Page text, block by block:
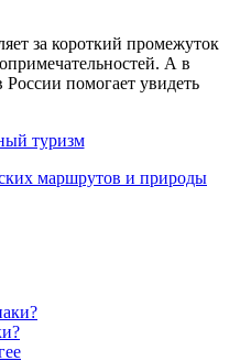
за короткий промежуток
А в
помогает увидеть
туризм
маршрутов и природы